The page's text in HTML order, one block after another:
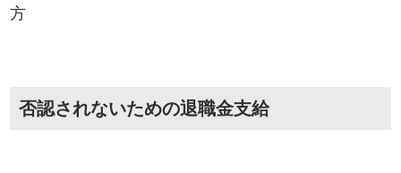
方
否認されないための退職金支給